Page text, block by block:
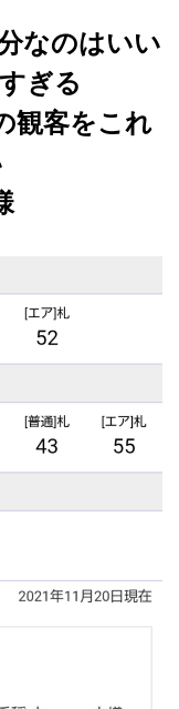
なのはいい
ぎる
観客をこれ